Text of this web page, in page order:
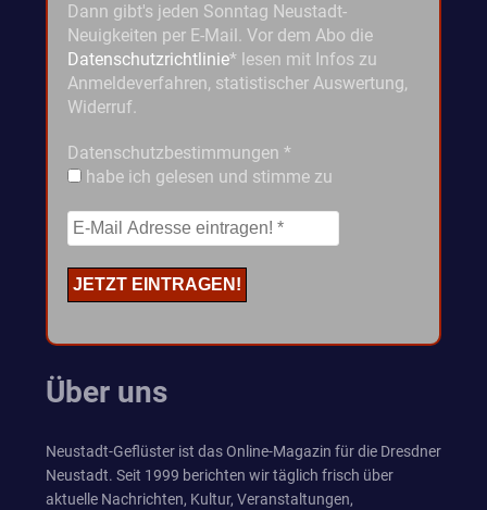
Dann gibt's jeden Sonntag Neustadt-
Neuigkeiten per E-Mail. Vor dem Abo die
Datenschutzrichtlinie* lesen mit Infos zu
Anmeldeverfahren, statistischer Auswertung,
Widerruf.
Datenschutzbestimmungen *
habe ich gelesen und stimme zu
Über uns
Neustadt-Geflüster ist das Online-Magazin für die Dresdner
Neustadt. Seit 1999 berichten wir täglich frisch über
aktuelle Nachrichten, Kultur, Veranstaltungen,